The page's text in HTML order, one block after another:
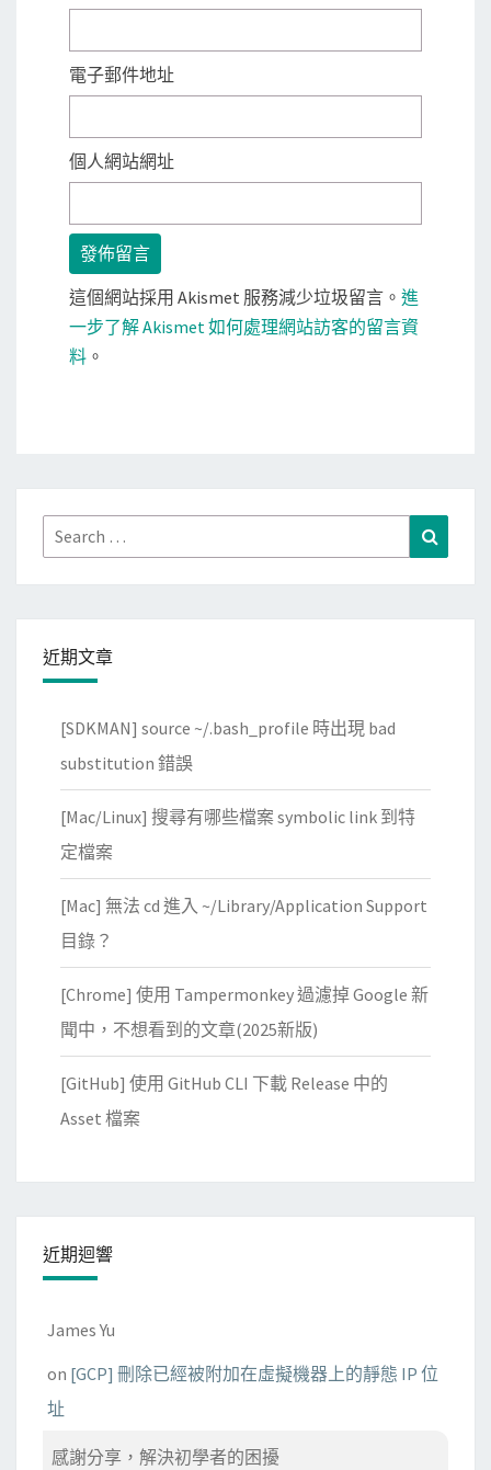
電子郵件地址
個人網站網址
這個網站採用 Akismet 服務減少垃圾留言。 進
一步了解 Akismet 如何處理網站訪客的留言資
料 。
Search
for:
近期文章
[SDKMAN] source ~/.bash_profile 時出現 bad
substitution 錯誤
[Mac/Linux] 搜尋有哪些檔案 symbolic link 到特
定檔案
[Mac] 無法 cd 進入 ~/Library/Application Support
目錄？
[Chrome] 使用 Tampermonkey 過濾掉 Google 新
聞中，不想看到的文章(2025新版)
[GitHub] 使用 GitHub CLI 下載 Release 中的
Asset 檔案
近期迴響
James Yu
on [GCP] 刪除已經被附加在虛擬機器上的靜態 IP 位
址
感謝分享，解決初學者的困擾